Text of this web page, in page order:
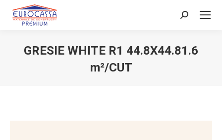
Search:
GRESIE WHITE R1 44.8X44.81.6
m²/CUT